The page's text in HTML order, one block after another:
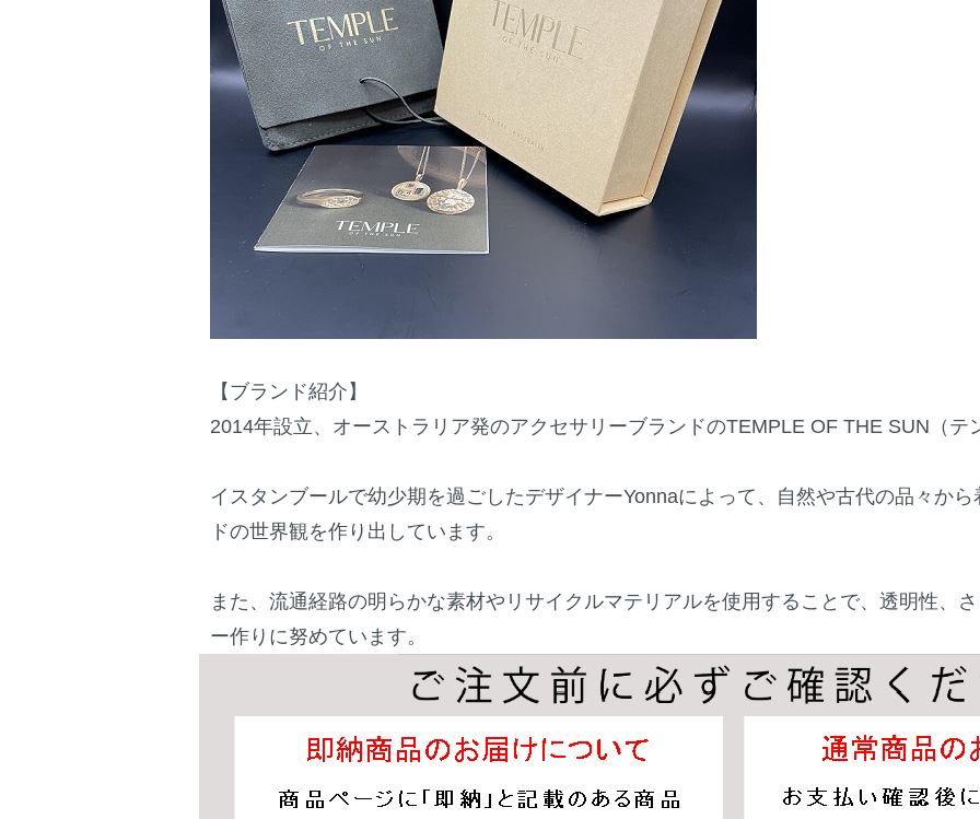
【ブランド紹介】
2014年設立、オーストラリア発のアクセサリーブランドのTEMPLE OF THE SUN（テ
イスタンブールで幼少期を過ごしたデザイナーYonnaによって、自然や古代の品々か
ドの世界観を作り出しています。
また、流通経路の明らかな素材やリサイクルマテリアルを使用することで、透明性、
ー作りに努めています。